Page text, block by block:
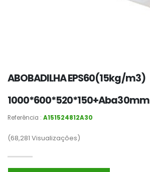
ABOBADILHA EPS60(15kg/m3)
1000*600*520*150+Aba30mm
Referência : A151524812A30
(68,281 Visualizações)